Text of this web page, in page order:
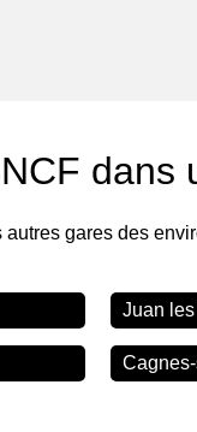
dans
gares des
Juan